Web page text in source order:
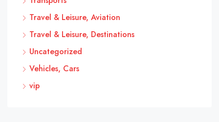
Travel & Leisure, Aviation
Travel & Leisure, Destinations
Uncategorized
Vehicles, Cars
vip